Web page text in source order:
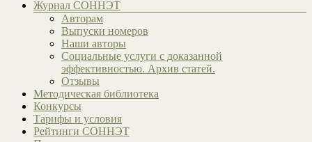
Журнал СОННЭТ
Авторам
Выпуски номеров
Наши авторы
Социальные услуги с доказанной
эффективностью. Архив статей.
Отзывы
Методическая библиотека
Конкурсы
Тарифы и условия
Рейтинги СОННЭТ